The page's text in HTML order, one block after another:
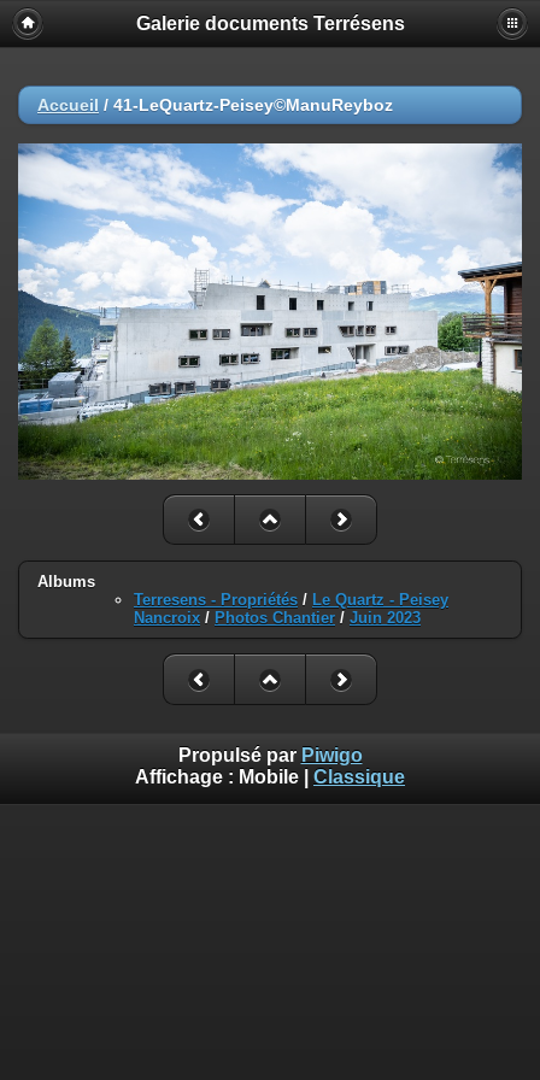
Galerie documents Terrésens
Accueil / 41-LeQuartz-Peisey©ManuReyboz
Albums
Terresens - Propriétés / Le Quartz - Peisey
Nancroix / Photos Chantier / Juin 2023
Propulsé par Piwigo
Affichage : Mobile Classique